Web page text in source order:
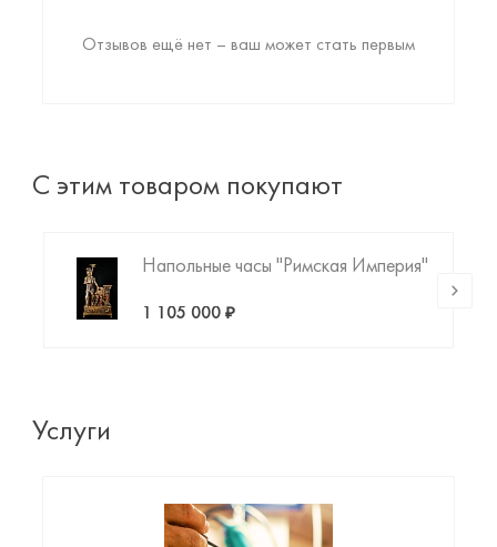
Отзывов ещё нет – ваш может стать первым
С этим товаром покупают
Напольные часы "Римская Империя"
1 105 000 ₽
Услуги